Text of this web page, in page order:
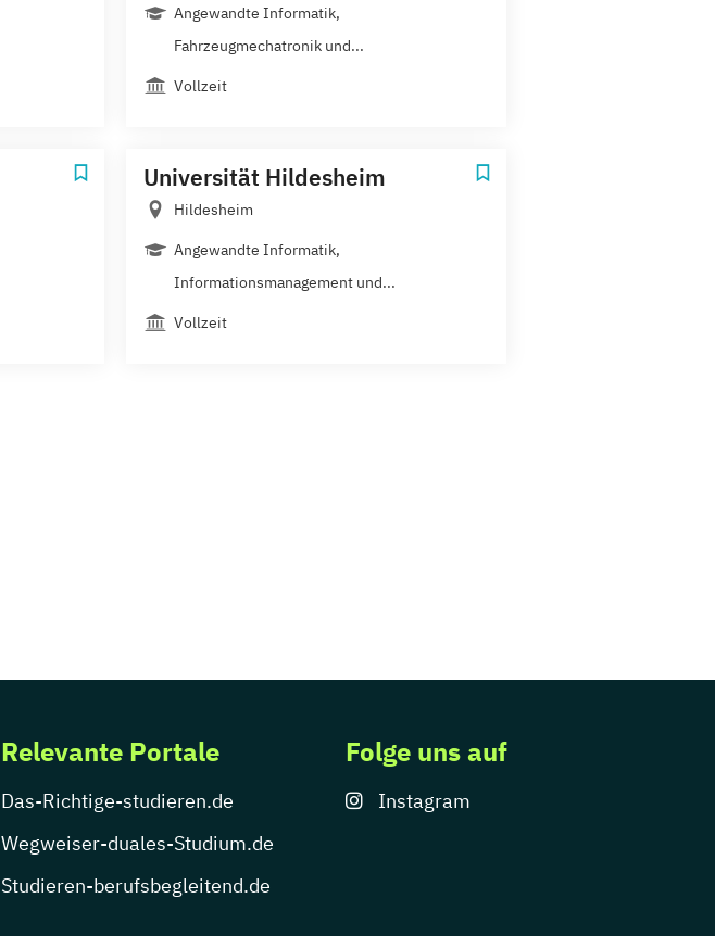
Angewandte Informatik,
Fahrzeugmechatronik und...
Vollzeit
Universität Hildesheim
Hildesheim
Angewandte Informatik,
Informationsmanagement und...
Vollzeit
Relevante Portale
Das-Richtige-studieren.de
Wegweiser-duales-Studium.de
Studieren-berufsbegleitend.de
Folge uns auf
Instagram